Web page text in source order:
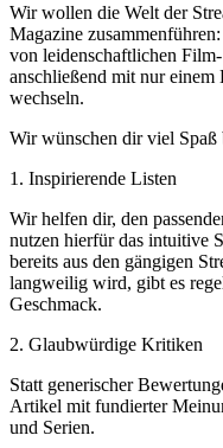
Wir wollen die Welt der
Magazine
von leidenschaftlichen
anschließend mit nur
wechseln.
Wir wünschen dir viel Spaß
1. Inspirierende Listen
Wir helfen dir, den
nutzen hierfür das intuitive
bereits aus den gängigen
langweilig wird, gibt es
Geschmack.
2. Glaubwürdige Kritiken
Statt generischer
Artikel mit fundierter
und Serien.